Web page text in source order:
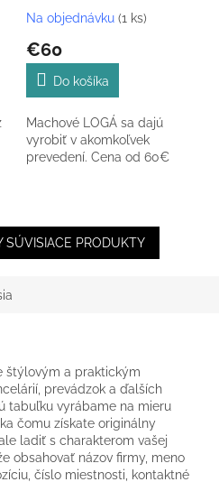
Na objednávku (1 ks)
€60
Do košíka
Machové LOGÁ sa dajú
vyrobiť v akomkoľvek
prevedení. Cena od 60€
SÚVISIACE PRODUKTY
štýlovým a praktickým
prevádzok a ďalších
tabuľku vyrábame na mieru
čomu získate originálny
ladiť s charakterom vašej
obsahovať názov firmy, meno
číslo miestnosti, kontaktné